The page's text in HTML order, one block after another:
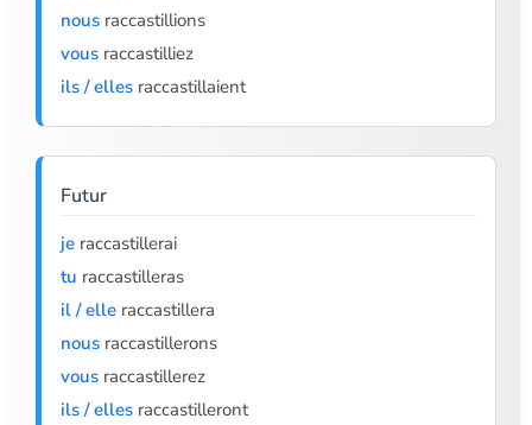
nous raccastillions
vous raccastilliez
ils / elles raccastillaient
Futur
je raccastillerai
tu raccastilleras
il / elle raccastillera
nous raccastillerons
vous raccastillerez
ils / elles raccastilleront